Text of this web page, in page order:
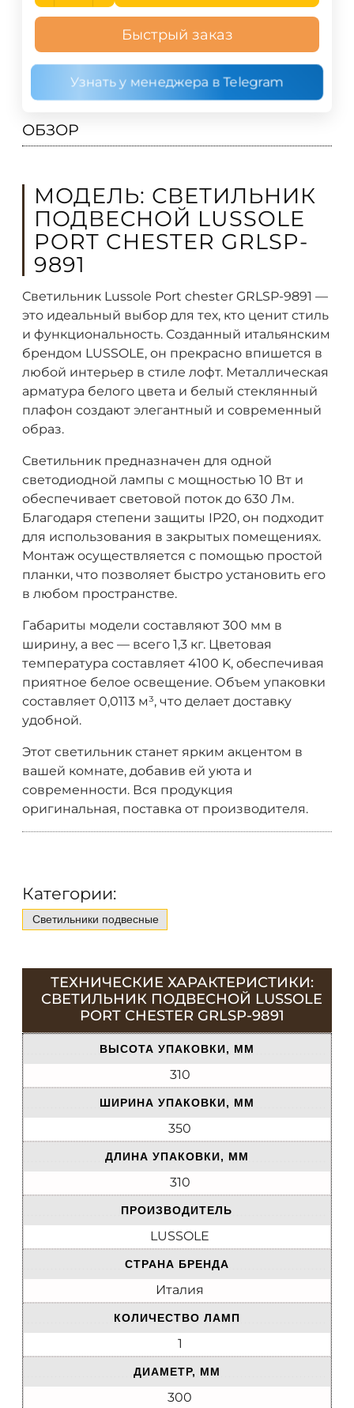
Быстрый заказ
Узнать у менеджера в Telegram
ОБЗОР
МОДЕЛЬ: СВЕТИЛЬНИК
ПОДВЕСНОЙ LUSSOLE
PORT CHESTER GRLSP-
9891
Светильник Lussole Port chester GRLSP-9891 —
это идеальный выбор для тех, кто ценит стиль
и функциональность. Созданный итальянским
брендом LUSSOLE, он прекрасно впишется в
любой интерьер в стиле лофт. Металлическая
арматура белого цвета и белый стеклянный
плафон создают элегантный и современный
образ.
Светильник предназначен для одной
светодиодной лампы с мощностью 10 Вт и
обеспечивает световой поток до 630 Лм.
Благодаря степени защиты IP20, он подходит
для использования в закрытых помещениях.
Монтаж осуществляется с помощью простой
планки, что позволяет быстро установить его
в любом пространстве.
Габариты модели составляют 300 мм в
ширину, а вес — всего 1,3 кг. Цветовая
температура составляет 4100 K, обеспечивая
приятное белое освещение. Объем упаковки
составляет 0,0113 м³, что делает доставку
удобной.
Этот светильник станет ярким акцентом в
вашей комнате, добавив ей уюта и
современности. Вся продукция
оригинальная, поставка от производителя.
Категории:
Светильники подвесные
ТЕХНИЧЕСКИЕ ХАРАКТЕРИСТИКИ:
СВЕТИЛЬНИК ПОДВЕСНОЙ LUSSOLE
PORT CHESTER GRLSP-9891
ВЫСОТА УПАКОВКИ, ММ
310
ШИРИНА УПАКОВКИ, ММ
350
ДЛИНА УПАКОВКИ, ММ
310
ПРОИЗВОДИТЕЛЬ
LUSSOLE
СТРАНА БРЕНДА
Италия
КОЛИЧЕСТВО ЛАМП
1
ДИАМЕТР, ММ
300